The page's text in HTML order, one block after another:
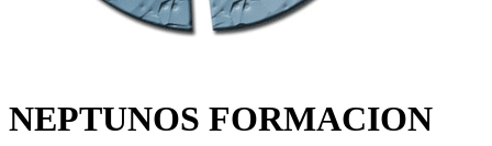
NEPTUNOS FORMACION